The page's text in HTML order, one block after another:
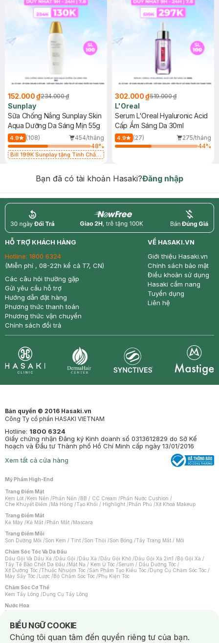
152.000 ₫234.000 ₫
Sunplay
Sữa Chống Nắng Sunplay Skin
Aqua Dưỡng Da Sáng Mịn 55g
4.9 (108)
454/tháng
48%
Bill 199K Sunplay tặng Tinh Chất
302.000 ₫519.000 ₫
L'Oreal
Serum L'Oreal Hyaluronic Acid
Cấp Ẩm Sáng Da 30ml
4.9 (27)
275/tháng
44%
Bạn đã có tài khoản Hasaki?Đăng nhập
return nowfree price
HỖ TRỢ KHÁCH HÀNG
Hotline: 1800 6324
(Miễn phí , 08-22h kể cả T7, CN)
Các câu hỏi thường gặp
Gửi yêu cầu hỗ trợ
Hướng dẫn đặt hàng
Phương thức thanh toán
Phương thức vận chuyển
Chính sách đổi trả
VỀ HASAKI.VN
Giới thiệu Hasaki.vn
Chính sách bảo mật
Điều khoản sử dụng
Hasaki cẩm nang
Tuyển dụng
Liên hệ
Bản quyền © 2016 Hasaki.vn
Công Ty cổ phần HASAKI VIETNAM
Hotline: 1800 6324
Giấy chứng nhận Đăng ký Kinh doanh số 0313612829 do Sở Kế
hoạch và Đầu tư Thành phố Hồ Chí Minh cấp ngày 13/01/2016
Xem tất cả cửa hàng
Mỹ Phẩm High-End
Trang Điểm Mặt
Kem Lót /Kem Nền /Phấn Nền /BB / CC Cream /Phấn Nước Cushion /
Che Khuyết Điểm /Má Hồng /Tạo Khối / Highlight /Phấn Phủ /Xịt Khoá Makeup
Trang Điểm Mắt
Kẻ Mày /Kẻ Mắt /Phấn Mắt /Mascara
Trang Điểm Môi
Son Dưỡng Môi /Son Kem / Tint /Son Thỏi /Son Bóng /Tẩy Trang Mắt / Môi
Chăm Sóc Tóc Và Da Đầu
Dầu Gội Và Dầu Xả /Dầu Gội /Dầu Xả /Dầu Gội Khô /Dầu Gội Xả 2in1 /Bộ Gội Xả /
Tẩy Tế Bào Chết Da Đầu /Mặt Nạ / Kem Ủ Tóc /Serum / Dầu Dưỡng Tóc /
Xịt Dưỡng Tóc /Thuốc Nhuộm Tóc /Sản Phẩm Tạo Kiểu Tóc /Dụng Cụ Chăm Sóc Tóc /
Máy Sấy Tóc /Lược /Bộ Chăm Sóc Tóc /Phụ Kiện Tóc
Chăm Sóc Cơ Thể
Kem Tẩy Lông /Dụng Cụ Tẩy Lông
Nước Hoa
Nước Hoa Nữ
Chăm Sóc Cá Nhân
Chống Muỗi /Khẩu Trang /Máy Massage/Mặt Nạ Xông Hơi /Nước Rửa Tay/
BIỂU NGỮ COOKIE
Notice about cookies usage
Chúng tôi quan tâm đến quyền riêng tư của bạn.